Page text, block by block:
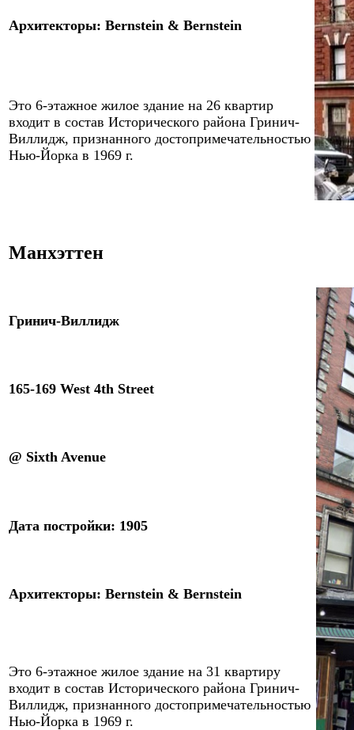
Архитекторы: Bernstein & Bernstein
Этo 6-этажное жилое зданиe на 26 квартир
входит в состав Исторического района Гринич-
Виллидж, признанного достопримечательностью
Нью-Йорка в 1969 г.
Манхэттен
Гринич-Виллидж
165-169 West 4th Street
@ Sixth Avenue
Дата постройки: 1905
Архитекторы: Bernstein & Bernstein
Этo 6-этажное жилое зданиe на 31 квартиру
входит в состав Исторического района Гринич-
Виллидж, признанного достопримечательностью
Нью-Йорка в 1969 г.